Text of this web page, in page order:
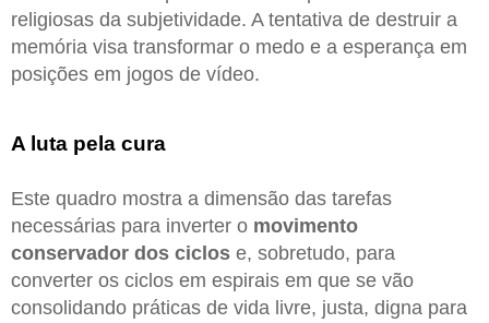
religiosas da subjetividade. A tentativa de destruir a
memória visa transformar o medo e a esperança em
posições em jogos de vídeo.
A luta pela cura
Este quadro mostra a dimensão das tarefas
necessárias para inverter o movimento
conservador dos ciclos e, sobretudo, para
converter os ciclos em espirais em que se vão
consolidando práticas de vida livre, justa, digna para